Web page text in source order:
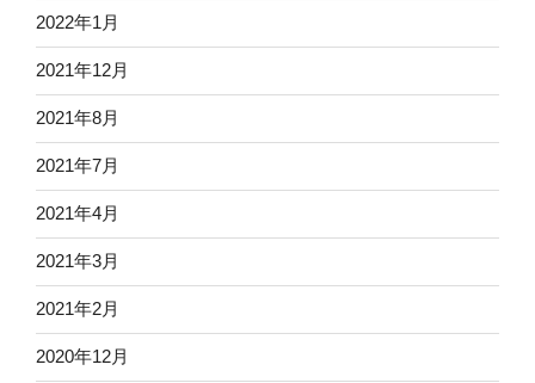
2022年1月
2021年12月
2021年8月
2021年7月
2021年4月
2021年3月
2021年2月
2020年12月